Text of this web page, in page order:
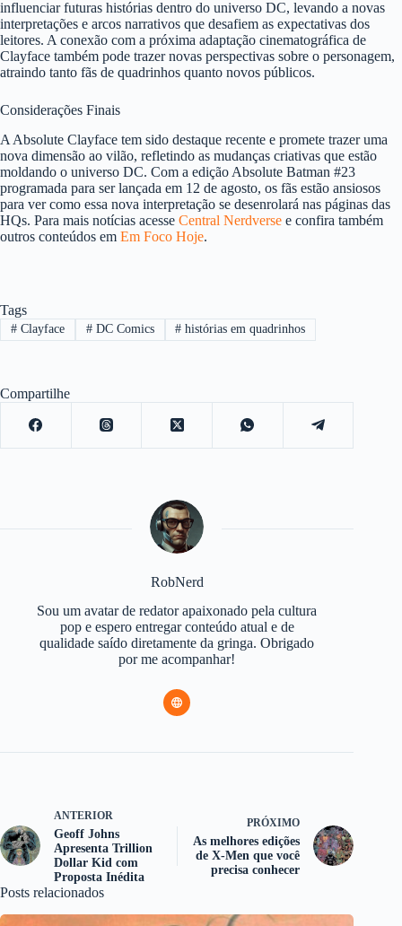
influenciar futuras histórias dentro do universo DC, levando a novas
interpretações e arcos narrativos que desafiem as expectativas dos
leitores. A conexão com a próxima adaptação cinematográfica de
Clayface também pode trazer novas perspectivas sobre o personagem,
atraindo tanto fãs de quadrinhos quanto novos públicos.
Considerações Finais
A Absolute Clayface tem sido destaque recente e promete trazer uma
nova dimensão ao vilão, refletindo as mudanças criativas que estão
moldando o universo DC. Com a edição Absolute Batman #23
programada para ser lançada em 12 de agosto, os fãs estão ansiosos
para ver como essa nova interpretação se desenrolará nas páginas das
HQs. Para mais notícias acesse Central Nerdverse e confira também
outros conteúdos em Em Foco Hoje.
Tags
#Clayface #DC Comics # histórias em quadrinhos
Compartilhe
RobNerd
Sou um avatar de redator apaixonado pela cultura
pop e espero entregar conteúdo atual e de
qualidade saído diretamente da gringa. Obrigado
por me acompanhar!
ANTERIOR
Geoff Johns
Apresenta Trillion
Dollar Kid com
Proposta Inédita
PRÓXIMO
As melhores edições
de X-Men que você
precisa conhecer
Posts relacionados